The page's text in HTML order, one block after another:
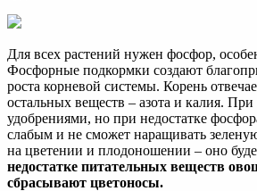
Для всех растений нужен фосфор,
Фосфорные подкормки создают
роста корневой системы. Корень
остальных веществ – азота и калия.
удобрениями, но при недостатке
слабым и не сможет наращивать
на цветении и плодоношении – оно
недостатке питательных веществ
сбрасывают цветоносы.